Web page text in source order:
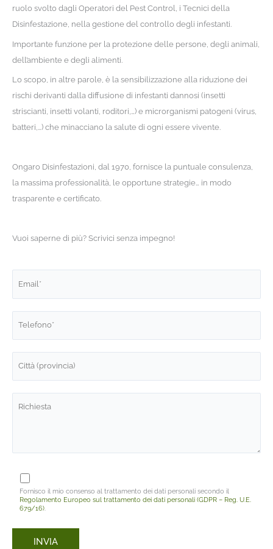
ruolo svolto dagli Operatori del Pest Control, i Tecnici della
Disinfestazione, nella gestione del controllo degli infestanti.
Importante funzione per la protezione delle persone, degli animali,
dell’ambiente e degli alimenti.
Lo scopo, in altre parole, è la sensibilizzazione alla riduzione dei
rischi derivanti dalla diffusione di infestanti dannosi (insetti
striscianti, insetti volanti, roditori,…) e microrganismi patogeni (virus,
batteri,…) che minacciano la salute di ogni essere vivente.
Ongaro Disinfestazioni, dal 1970, fornisce la puntuale consulenza,
la massima professionalità, le opportune strategie… in modo
trasparente e certificato.
Vuoi saperne di più? Scrivici senza impegno!
Fornisco il mio consenso al trattamento dei dati personali secondo il
Regolamento Europeo sul trattamento dei dati personali (GDPR – Reg. U.E.
679/16).